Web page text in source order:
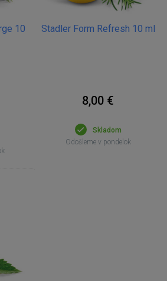
10
Stadler Form Refresh 10 ml
8,00 €
Skladom
Odošleme v pondelok